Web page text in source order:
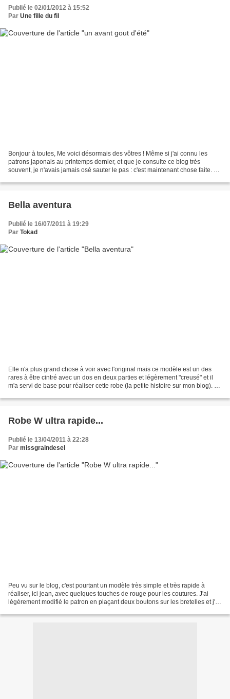
Publié le 02/01/2012 à 15:52
Par Une fille du fil
Bonjour à toutes, Me voici désormais des vôtres ! Même si j'ai connu les
patrons japonais au printemps dernier, et que je consulte ce blog très
souvent, je n'avais jamais osé sauter le pas : c'est maintenant chose faite. Je
Bella aventura
Publié le 16/07/2011 à 19:29
Par Tokad
Elle n'a plus grand chose à voir avec l'original mais ce modèle est un des
rares à être cintré avec un dos en deux parties et légèrement "creusé" et il
m'a servi de base pour réaliser cette robe (la petite histoire sur mon blog). J'y
Robe W ultra rapide...
Publié le 13/04/2011 à 22:28
Par missgraindesel
Peu vu sur le blog, c'est pourtant un modèle très simple et très rapide à
réaliser, ici jean, avec quelques touches de rouge pour les coutures. J'ai
légèrement modifié le patron en plaçant deux boutons sur les bretelles et j'ai